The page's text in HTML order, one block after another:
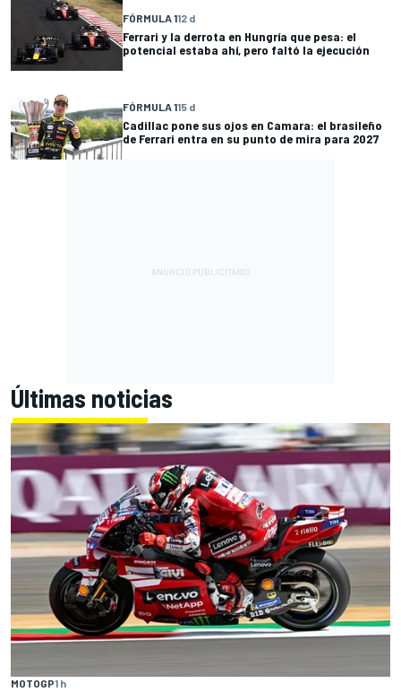
FÓRMULA 112 d
Ferrari y la derrota en Hungría que pesa: el
potencial estaba ahí, pero faltó la ejecución
FÓRMULA 115 d
Cadillac pone sus ojos en Camara: el brasileño
de Ferrari entra en su punto de mira para 2027
Últimas noticias
MOTOGP1 h